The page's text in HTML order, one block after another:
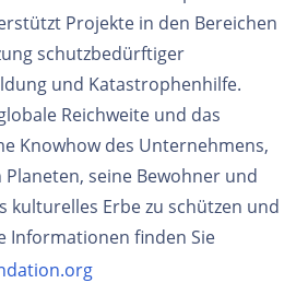
Projekte in den Bereichen
schutzbedürftiger
und Katastrophenhilfe.
Reichweite und das
Knowhow des Unternehmens,
seine Bewohner und
kulturelles Erbe zu schützen und
Informationen finden Sie